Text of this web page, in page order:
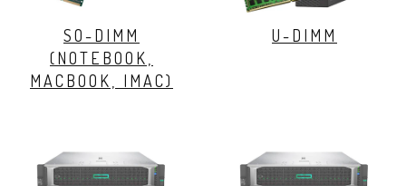
SO-DIMM
(NOTEBOOK,
MACBOOK, IMAC)
U-DIMM